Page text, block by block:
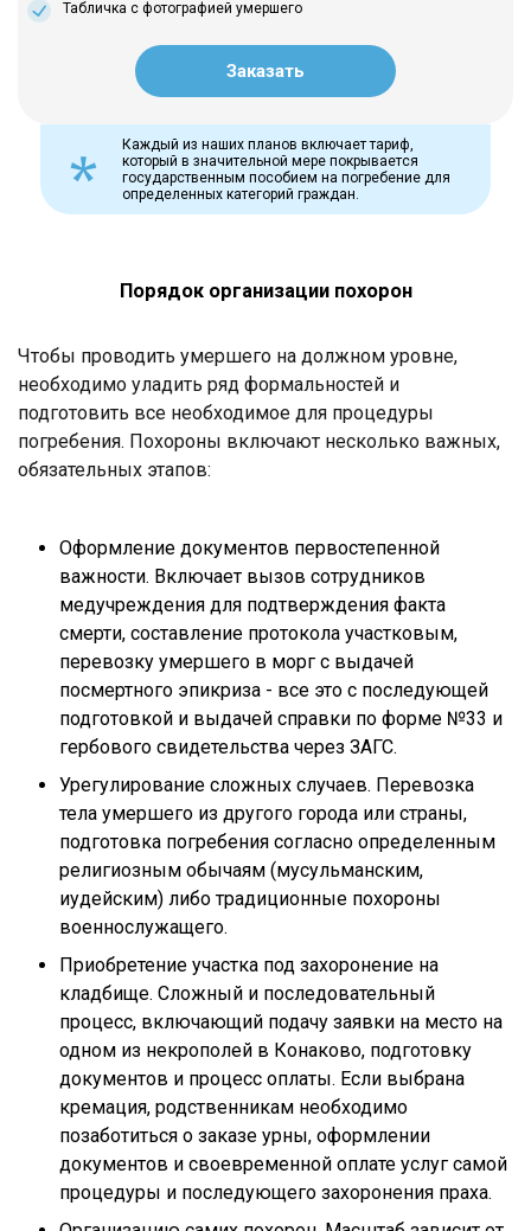
Табличка с фотографией умершего
Заказать
Каждый из наших планов включает тариф,
который в значительной мере покрывается
государственным пособием на погребение для
определенных категорий граждан.
Порядок организации похорон
Чтобы проводить умершего на должном уровне,
необходимо уладить ряд формальностей и
подготовить все необходимое для процедуры
погребения. Похороны включают несколько важных,
обязательных этапов:
Оформление документов первостепенной
важности. Включает вызов сотрудников
медучреждения для подтверждения факта
смерти, составление протокола участковым,
перевозку умершего в морг с выдачей
посмертного эпикриза - все это с последующей
подготовкой и выдачей справки по форме №33 и
гербового свидетельства через ЗАГС.
Урегулирование сложных случаев. Перевозка
тела умершего из другого города или страны,
подготовка погребения согласно определенным
религиозным обычаям (мусульманским,
иудейским) либо традиционные похороны
военнослужащего.
Приобретение участка под захоронение на
кладбище. Сложный и последовательный
процесс, включающий подачу заявки на место на
одном из некрополей в Конаково, подготовку
документов и процесс оплаты. Если выбрана
кремация, родственникам необходимо
позаботиться о заказе урны, оформлении
документов и своевременной оплате услуг самой
процедуры и последующего захоронения праха.